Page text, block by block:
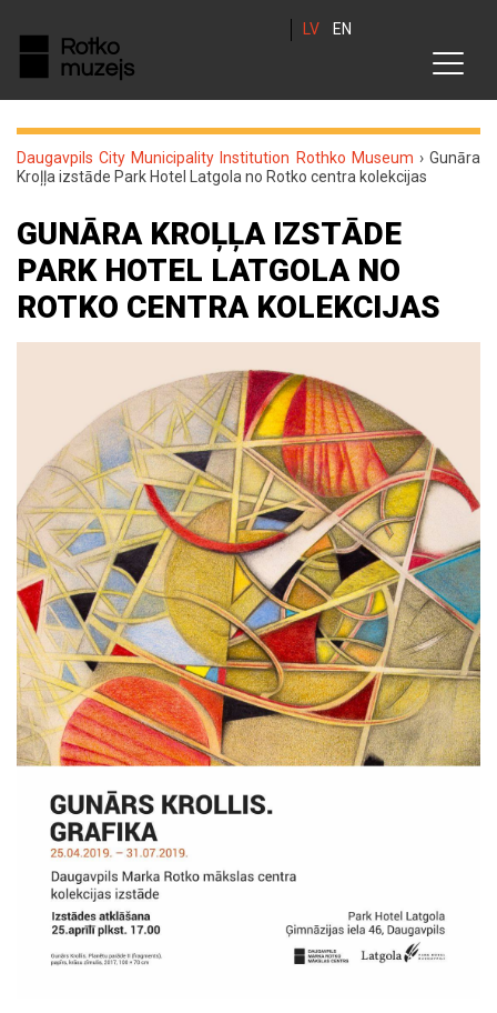
LV EN
Daugavpils City Municipality Institution Rothko Museum ›Gunāra
Kroļļa izstāde Park Hotel Latgola no Rotko centra kolekcijas
GUNĀRA KROĻĻA IZSTĀDE
PARK HOTEL LATGOLA NO
ROTKO CENTRA KOLEKCIJAS